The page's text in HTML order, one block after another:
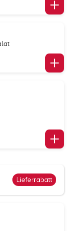
Lieferrabatt